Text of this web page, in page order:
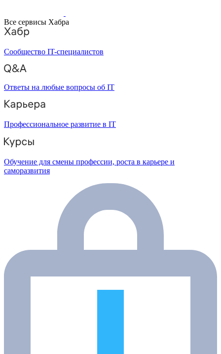
Все сервисы Хабра
Сообщество IT-специалистов
Ответы на любые вопросы об IT
Профессиональное развитие в IT
Обучение для смены профессии, роста в карьере и
саморазвития